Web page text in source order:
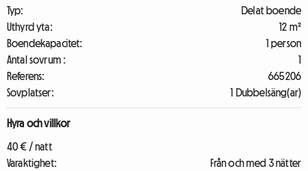
Typ:
Delat boende
Uthyrd yta:
12 m²
Boendekapacitet:
1 person
Antal sovrum :
1
Referens:
665206
Sovplatser:
1 Dubbelsäng(ar)
Hyra och villkor
40 € / natt
Varaktighet:
Från och med 3 nätter